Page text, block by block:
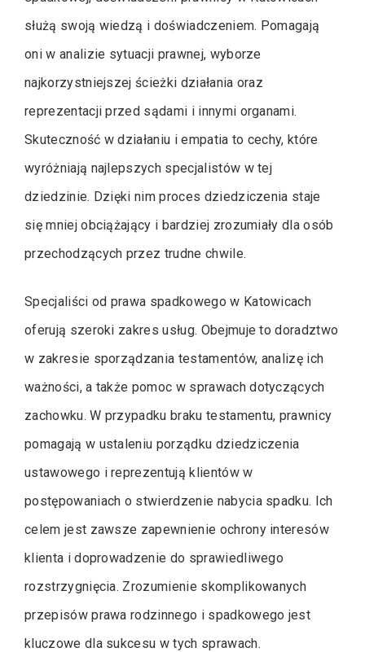
służą swoją wiedzą i doświadczeniem. Pomagają
oni w analizie sytuacji prawnej, wyborze
najkorzystniejszej ścieżki działania oraz
reprezentacji przed sądami i innymi organami.
Skuteczność w działaniu i empatia to cechy, które
wyróżniają najlepszych specjalistów w tej
dziedzinie. Dzięki nim proces dziedziczenia staje
się mniej obciążający i bardziej zrozumiały dla osób
przechodzących przez trudne chwile.
Specjaliści od prawa spadkowego w Katowicach
oferują szeroki zakres usług. Obejmuje to doradztwo
w zakresie sporządzania testamentów, analizę ich
ważności, a także pomoc w sprawach dotyczących
zachowku. W przypadku braku testamentu, prawnicy
pomagają w ustaleniu porządku dziedziczenia
ustawowego i reprezentują klientów w
postępowaniach o stwierdzenie nabycia spadku. Ich
celem jest zawsze zapewnienie ochrony interesów
klienta i doprowadzenie do sprawiedliwego
rozstrzygnięcia. Zrozumienie skomplikowanych
przepisów prawa rodzinnego i spadkowego jest
kluczowe dla sukcesu w tych sprawach.